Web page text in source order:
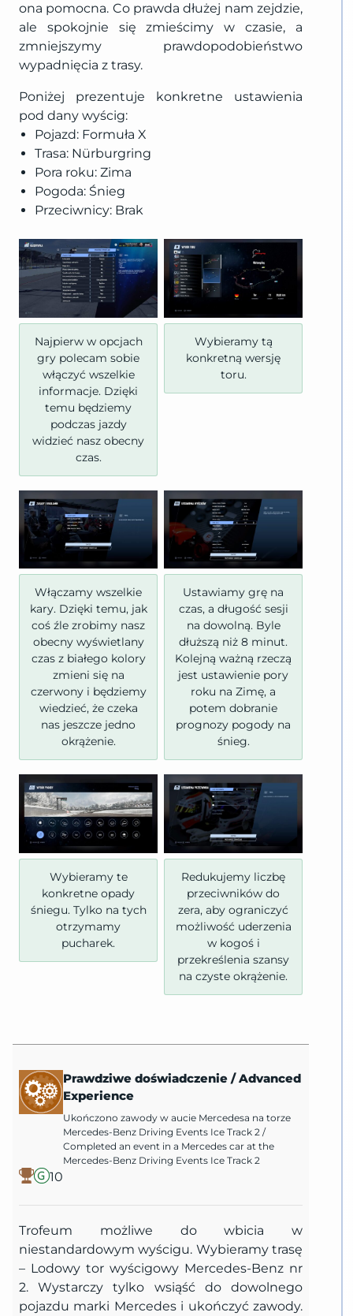
ona pomocna. Co prawda dłużej nam zejdzie,
ale spokojnie się zmieścimy w czasie, a
zmniejszymy prawdopodobieństwo
wypadnięcia z trasy.
Poniżej prezentuje konkretne ustawienia
pod dany wyścig:
Pojazd: Formuła X
Trasa: Nürburgring
Pora roku: Zima
Pogoda: Śnieg
Przeciwnicy: Brak
Najpierw w opcjach
gry polecam sobie
włączyć wszelkie
informacje. Dzięki
temu będziemy
podczas jazdy
widzieć nasz obecny
czas.
Wybieramy tą
konkretną wersję
toru.
Włączamy wszelkie
kary. Dzięki temu, jak
coś źle zrobimy nasz
obecny wyświetlany
czas z białego kolory
zmieni się na
czerwony i będziemy
wiedzieć, że czeka
nas jeszcze jedno
okrążenie.
Ustawiamy grę na
czas, a długość sesji
na dowolną. Byle
dłuższą niż 8 minut.
Kolejną ważną rzeczą
jest ustawienie pory
roku na Zimę, a
potem dobranie
prognozy pogody na
śnieg.
Wybieramy te
konkretne opady
śniegu. Tylko na tych
otrzymamy
pucharek.
Redukujemy liczbę
przeciwników do
zera, aby ograniczyć
możliwość uderzenia
w kogoś i
przekreślenia szansy
na czyste okrążenie.
10
Prawdziwe doświadczenie /Advanced
Experience
Ukończono zawody w aucie Mercedesa na torze
Mercedes-Benz Driving Events Ice Track 2 /
Completed an event in a Mercedes car at the
Mercedes-Benz Driving Events Ice Track 2
Trofeum możliwe do wbicia w
niestandardowym wyścigu. Wybieramy trasę
– Lodowy tor wyścigowy Mercedes-Benz nr
2. Wystarczy tylko wsiąść do dowolnego
pojazdu marki Mercedes i ukończyć zawody.